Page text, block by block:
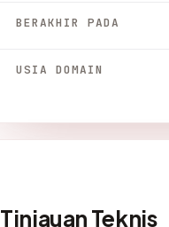
BERAKHIR PADA
USIA DOMAIN
Tinjauan Teknis